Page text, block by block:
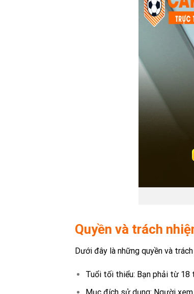
Quyền và trách
Dưới đây là những quyền và
Tuổi tối thiểu: Bạn phải từ 18
Mục đích sử dụng: Người